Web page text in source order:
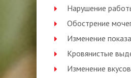
Нарушение
Обострение
Изменение
Кровянистые
Изменение